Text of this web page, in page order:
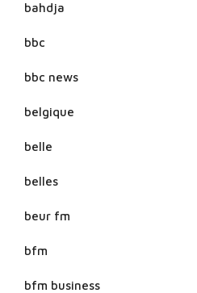
bahdja
bbc
bbc news
belgique
belle
belles
beur fm
bfm
bfm business